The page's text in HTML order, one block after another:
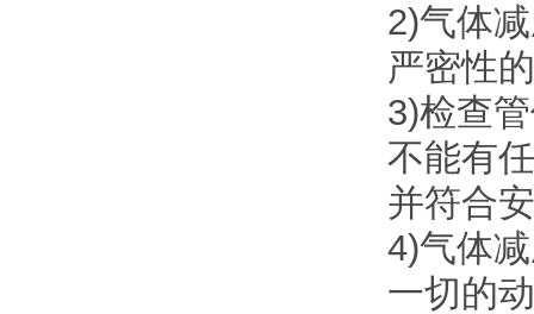
2)气体
严密性
3)检查
不能有
并符合
4)气体
一切的